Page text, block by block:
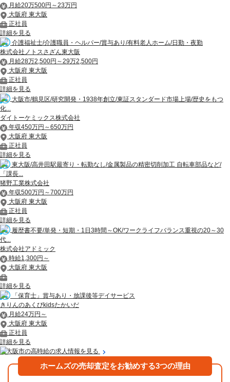
月給20万500円～23万円
大阪府 東大阪
正社員
詳細を見る
介護福祉士/介護職員・ヘルパー/賞与あり/有料老人ホーム/日勤・夜勤
株式会社ノトスさざん東大阪
月給28万2,500円～29万2,500円
大阪府 東大阪
正社員
詳細を見る
大阪市/鶴見区/研究開発・1938年創立/東証スタンダード市場上場/歴史をもつ
化...
ダイトーケミックス株式会社
年収450万円～650万円
大阪府 東大阪
正社員
詳細を見る
東大阪/高井田駅最寄り・転勤なし/金属製品の精密切削加工 自転車部品など/
「課長...
猪野工業株式会社
年収500万円～700万円
大阪府 東大阪
正社員
詳細を見る
履歴書不要/単発・短期・1日3時間～OK/ワークライフバランス重視の20～30
代...
株式会社アドミック
時給1,300円～
大阪府 東大阪
詳細を見る
「保育士」賞与あり・放課後等デイサービス
きりんのあくびkidsたかいだ
月給24万円～
大阪府 東大阪
正社員
詳細を見る
東大阪市の高時給の求人情報を見る
ホームズの売却査定をお勧めする3つの理由